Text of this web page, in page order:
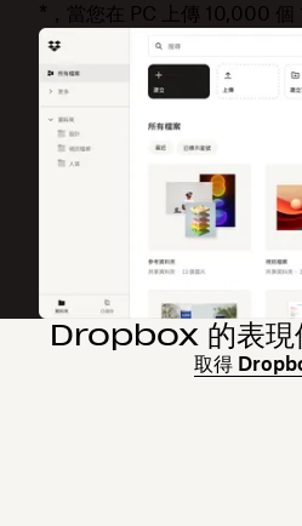
*，當您在 PC 上傳 10,000 個
Dropbox 的表
取得